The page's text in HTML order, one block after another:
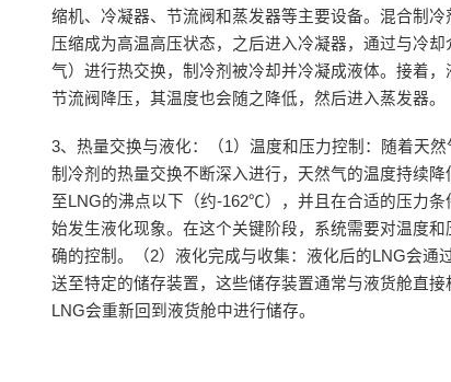
缩机、冷凝器、节流阀和蒸发器等主要设备。混合制冷
压缩成为高温高压状态，之后进入冷凝器，通过与冷却
气）进行热交换，制冷剂被冷却并冷凝成液体。接着，
节流阀降压，其温度也会随之降低，然后进入蒸发器。
3、热量交换与液化：（1）温度和压力控制：随着天然
制冷剂的热量交换不断深入进行，天然气的温度持续降
至LNG的沸点以下（约-162℃），并且在合适的压力条
始发生液化现象。在这个关键阶段，系统需要对温度和
确的控制。（2）液化完成与收集：液化后的LNG会通
送至特定的储存装置，这些储存装置通常与液货舱直接
LNG会重新回到液货舱中进行储存。